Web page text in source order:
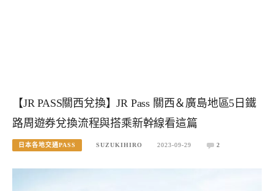
【JR PASS關西兌換】JR Pass 關西＆廣島地區5日鐵
路周遊券兌換流程與搭乘新幹線看這篇
日本各地交通PASS SUZUKIHIRO 2023-09-29 2